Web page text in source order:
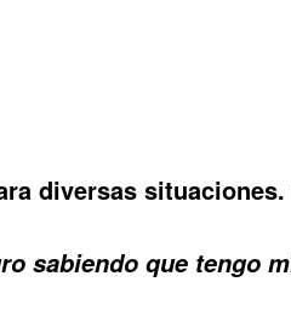
diversas
sabiendo que tengo